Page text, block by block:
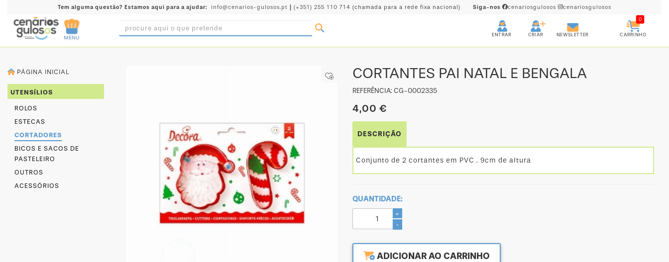
PRONTOS
MOLDES
UTENSÍLIOS
DECORAÇÃO
DESCARTÁVEIS
Tem alguma questão? Estamos aqui para a ajudar: info@cenarios-gulosos.pt (+351) 255 110 714 (chamada para a rede fixa nacional) Siga-nos cenariosgulosos cenariosgulosos
MENU
0
CARRINHO
NEWSLETTER
CRIAR
ENTRAR
PÁGINA INICIAL
UTENSÍLIOS
ROLOS
ESTECAS
CORTADORES
BICOS E SACOS DE
PASTELEIRO
OUTROS
ACESSÓRIOS
CORTANTES PAI NATAL E BENGALA
REFERÊNCIA: CG-0002335
4,00 €
DESCRIÇÃO
Conjunto de 2 cortantes em PVC . 9cm de altura
QUANTIDADE:
+
-
ADICIONAR AO CARRINHO